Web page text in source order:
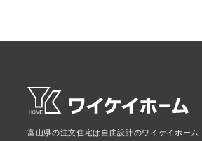
富山県の注文住宅は自由設計のワイケイホーム